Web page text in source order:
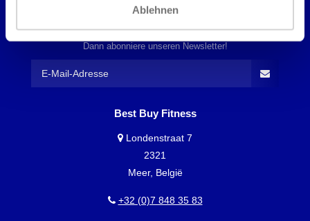
Ablehnen
MÖCHTEST DU ÜBER UNSERE ANGEBOTE
INFORMIERT WERDEN?
Dann abonniere unseren Newsletter!
Best Buy Fitness
Londenstraat 7
2321
Meer, België
+32 (0)7 848 35 83